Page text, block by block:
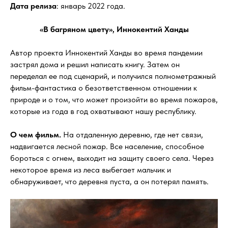
Дата релиза: январь 2022 года.
«В багряном цвету», Иннокентий Ханды
Автор проекта Иннокентий Ханды во время пандемии
застрял дома и решил написать книгу. Затем он
переделал ее под сценарий, и получился полнометражный
фильм-фантастика о безответственном отношении к
природе и о том, что может произойти во время пожаров,
которые из года в год охватывают нашу республику.
О чем фильм. На отдаленную деревню, где нет связи,
надвигается лесной пожар. Все население, способное
бороться с огнем, выходит на защиту своего села. Через
некоторое время из леса выбегает мальчик и
обнаруживает, что деревня пуста, а он потерял память.